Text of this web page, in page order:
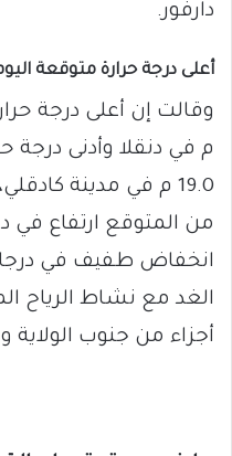
دارفور.
أعلى درجة حرارة متوقعة
م في دنقلا وأدنى درجة
19.0 م في مدينة
من المتوقع ارتفاع في
انخفاض طفيف في
الغد مع نشاط الرياح
أجزاء من جنوب الولاية